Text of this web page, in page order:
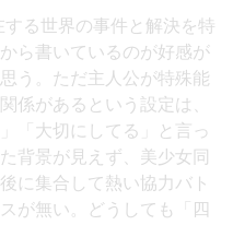
る世界の事件と解決を特
ら書いているのが好感が
う。ただ主人公が特殊能
係があるという設定は、
「大切にしてる」と言っ
背景が見えず、美少女同
に集合して熱い協力バト
が無い。どうしても「四